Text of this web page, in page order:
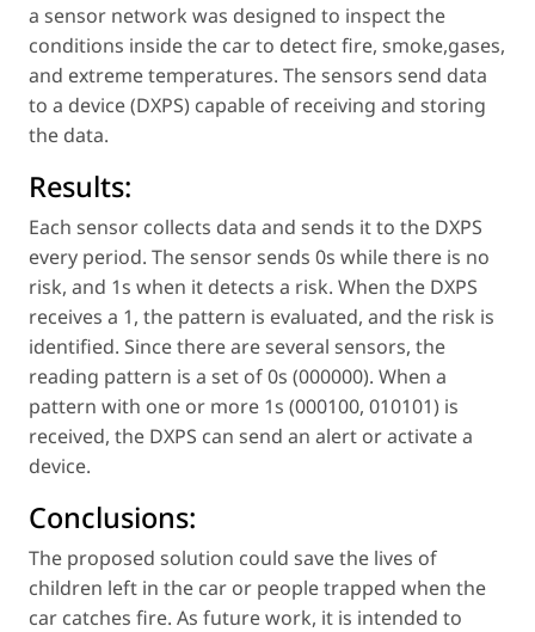
a sensor network was designed to inspect the
conditions inside the car to detect fire, smoke,gases,
and extreme temperatures. The sensors send data
to a device (DXPS) capable of receiving and storing
the data.
Results:
Each sensor collects data and sends it to the DXPS
every period. The sensor sends 0s while there is no
risk, and 1s when it detects a risk. When the DXPS
receives a 1, the pattern is evaluated, and the risk is
identified. Since there are several sensors, the
reading pattern is a set of 0s (000000). When a
pattern with one or more 1s (000100, 010101) is
received, the DXPS can send an alert or activate a
device.
Conclusions:
The proposed solution could save the lives of
children left in the car or people trapped when the
car catches fire. As future work, it is intended to